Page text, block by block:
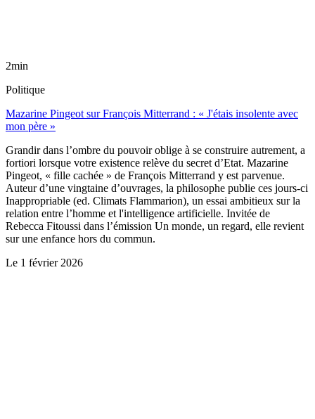
2min
Politique
Mazarine Pingeot sur François Mitterrand : « J'étais insolente avec
mon père »
Grandir dans l’ombre du pouvoir oblige à se construire autrement, a
fortiori lorsque votre existence relève du secret d’Etat. Mazarine
Pingeot, « fille cachée » de François Mitterrand y est parvenue.
Auteur d’une vingtaine d’ouvrages, la philosophe publie ces jours-ci
Inappropriable (ed. Climats Flammarion), un essai ambitieux sur la
relation entre l’homme et l'intelligence artificielle. Invitée de
Rebecca Fitoussi dans l’émission Un monde, un regard, elle revient
sur une enfance hors du commun.
Le 1 février 2026